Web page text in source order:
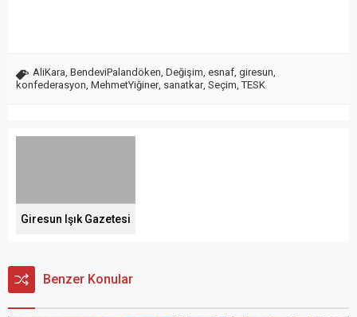
AliKara, BendeviPalandöken, Değişim, esnaf, giresun,
konfederasyon, MehmetYiğiner, sanatkar, Seçim,TESK
Giresun Işık Gazetesi
Benzer Konular